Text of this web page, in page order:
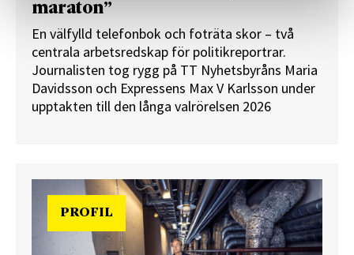
maraton”
En välfylld telefonbok och foträta skor – två
centrala arbetsredskap för politikreportrar.
Journalisten tog rygg på TT Nyhetsbyråns Maria
Davidsson och Expressens Max V Karlsson under
upptakten till den långa valrörelsen 2026
PROFIL